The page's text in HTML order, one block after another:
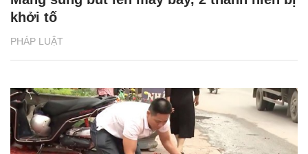
PHÁP LUẬT
khởi tố